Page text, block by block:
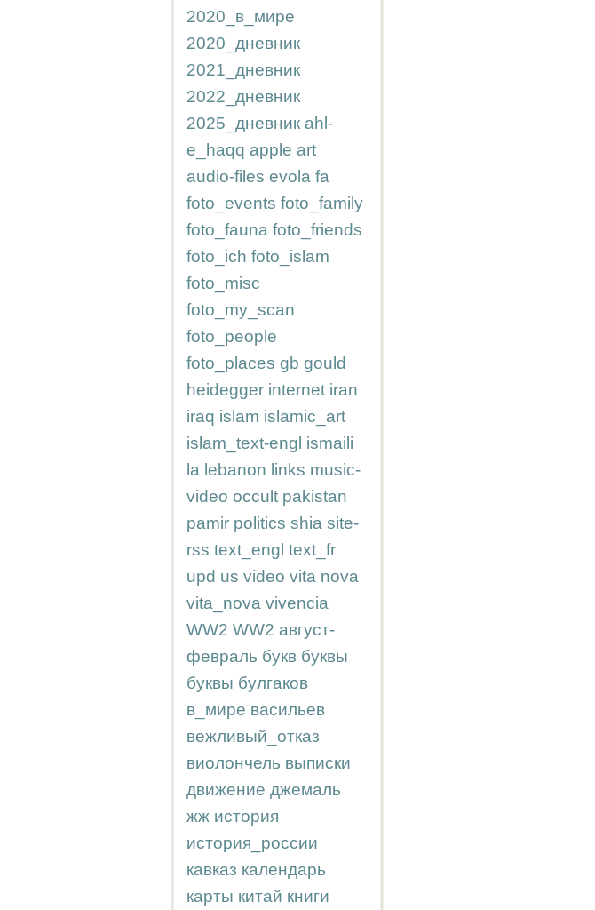
2020_в_мире
2020_дневник
2021_дневник
2022_дневник
2025_дневник ahl-
e_haqq apple art
audio-files evola fa
foto_events foto_family
foto_fauna foto_friends
foto_ich foto_islam
foto_misc
foto_my_scan
foto_people
foto_places gb gould
heidegger internet iran
iraq islam islamic_art
islam_text-engl ismaili
la lebanon links music-
video occult pakistan
pamir politics shia site-
rss text_engl text_fr
upd us video vita nova
vita_nova vivencia
WW2 WW2 август-
февраль букв буквы
буквы булгаков
в_мире васильев
вежливый_отказ
виолончель выписки
движение джемаль
жж история
история_россии
кавказ календарь
карты китай книги